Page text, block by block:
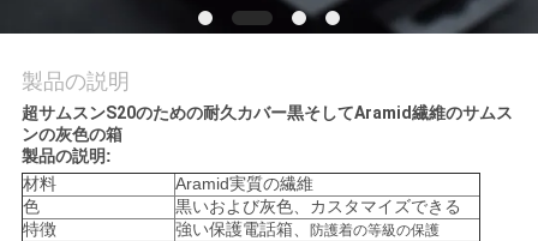
い
合
わ
せ
製品の説明
超サムスンS20のための耐久カバー黒そしてAramid繊維のサムス
ンの灰色の箱
製品の説明:
材料
Aramid実質の繊維
色
黒いおよび灰色、カスタマイズできる
特徴
強い保護電話箱、 防護着の等級の保護